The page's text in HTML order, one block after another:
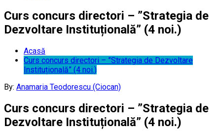
Curs concurs directori – ”Strategia de
Dezvoltare Instituțională” (4 noi.)
Acasă
Curs concurs directori – ”Strategia de Dezvoltare
Instituțională” (4 noi.)
By: Anamaria Teodorescu (Ciocan)
Curs concurs directori – ”Strategia de
Dezvoltare Instituțională” (4 noi.)